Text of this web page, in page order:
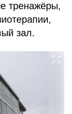
тренажёры,
зал.